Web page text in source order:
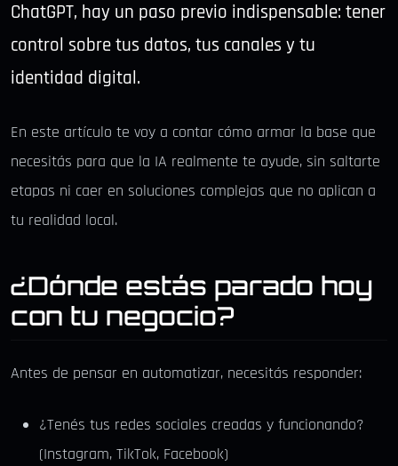
ChatGPT, hay un paso previo indispensable: tener
control sobre tus datos, tus canales y tu
identidad digital.
En este artículo te voy a contar cómo armar la base que
necesitás para que la IA realmente te ayude, sin saltarte
etapas ni caer en soluciones complejas que no aplican a
tu realidad local.
¿Dónde estás parado hoy
con tu negocio?
Antes de pensar en automatizar, necesitás responder:
¿Tenés tus redes sociales creadas y funcionando?
(Instagram, TikTok, Facebook)